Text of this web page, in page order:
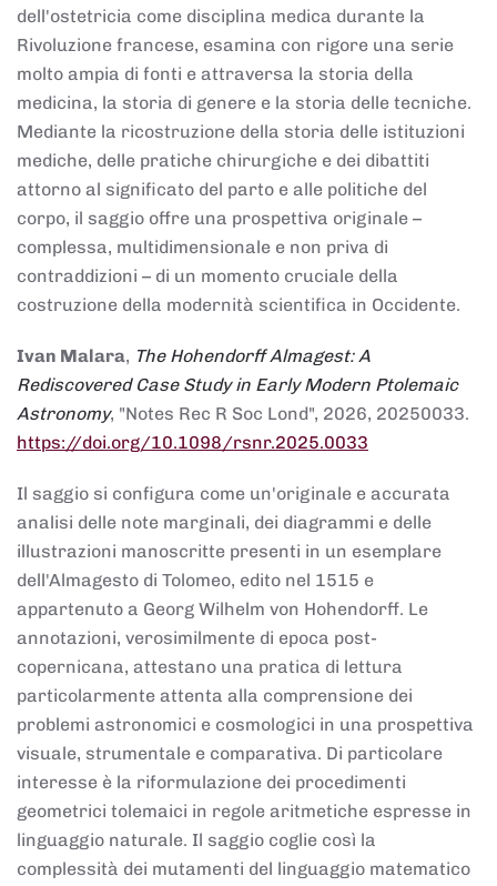
dell'ostetricia come disciplina medica durante la
Rivoluzione francese, esamina con rigore una serie
molto ampia di fonti e attraversa la storia della
medicina, la storia di genere e la storia delle tecniche.
Mediante la ricostruzione della storia delle istituzioni
mediche, delle pratiche chirurgiche e dei dibattiti
attorno al significato del parto e alle politiche del
corpo, il saggio offre una prospettiva originale –
complessa, multidimensionale e non priva di
contraddizioni – di un momento cruciale della
costruzione della modernità scientifica in Occidente.
Ivan Malara, The Hohendorff Almagest: A
Rediscovered Case Study in Early Modern Ptolemaic
Astronomy, "Notes Rec R Soc Lond", 2026, 20250033.
https://doi.org/10.1098/rsnr.2025.0033
Il saggio si configura come un'originale e accurata
analisi delle note marginali, dei diagrammi e delle
illustrazioni manoscritte presenti in un esemplare
dell'Almagesto di Tolomeo, edito nel 1515 e
appartenuto a Georg Wilhelm von Hohendorff. Le
annotazioni, verosimilmente di epoca post-
copernicana, attestano una pratica di lettura
particolarmente attenta alla comprensione dei
problemi astronomici e cosmologici in una prospettiva
visuale, strumentale e comparativa. Di particolare
interesse è la riformulazione dei procedimenti
geometrici tolemaici in regole aritmetiche espresse in
linguaggio naturale. Il saggio coglie così la
complessità dei mutamenti del linguaggio matematico